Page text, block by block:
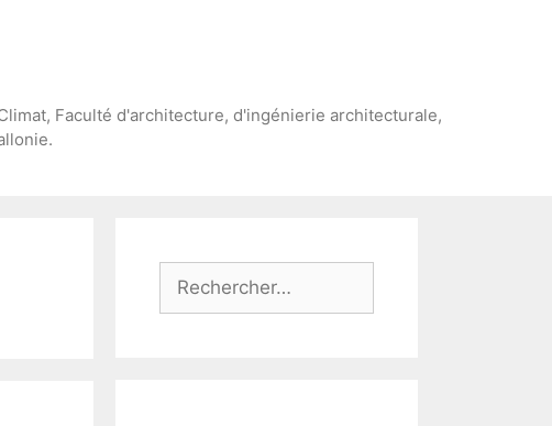
Faculté d'architecture, d'ingénierie architecturale,
Rechercher :